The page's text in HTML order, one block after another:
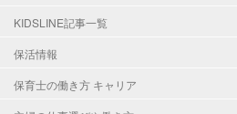
KIDSLINE記事一覧
保活情報
保育士の働き方 キャリア